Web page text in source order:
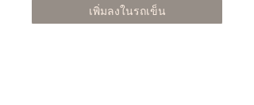
เพิ่มลงในรถเข็น